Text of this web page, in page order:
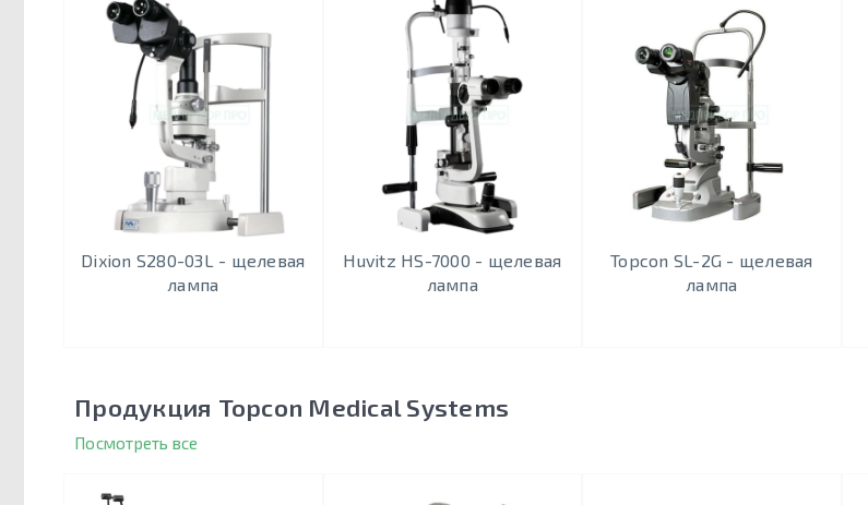
Dixion S280-03L - щелевая
лампа
Huvitz HS-7000 - щелевая
лампа
Topcon SL-2G - щелевая
лампа
Продукция Topcon Medical Systems
Посмотреть все